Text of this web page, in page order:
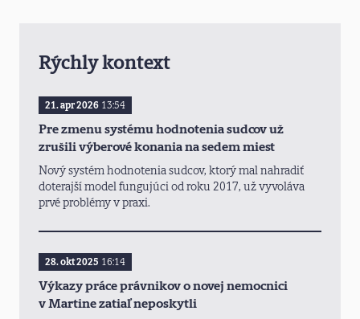
Rýchly kontext
21. apr 2026 13:54
Pre zmenu systému hodnotenia sudcov už
zrušili výberové konania na sedem miest
Nový systém hodnotenia sudcov, ktorý mal nahradiť
doterajší model fungujúci od roku 2017, už vyvoláva
prvé problémy v praxi.
28. okt 2025 16:14
Výkazy práce právnikov o novej nemocnici
v Martine zatiaľ neposkytli